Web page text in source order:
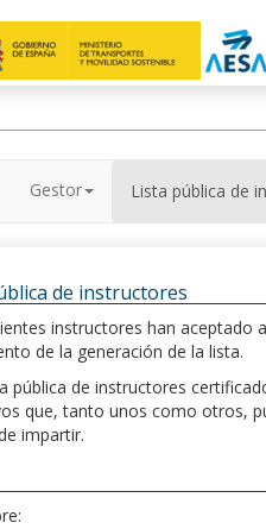
Gestor Lista pública de
de instructores
instructores han aceptado
de la generación de la lista.
pública de instructores
que, tanto unos como otros,
impartir.